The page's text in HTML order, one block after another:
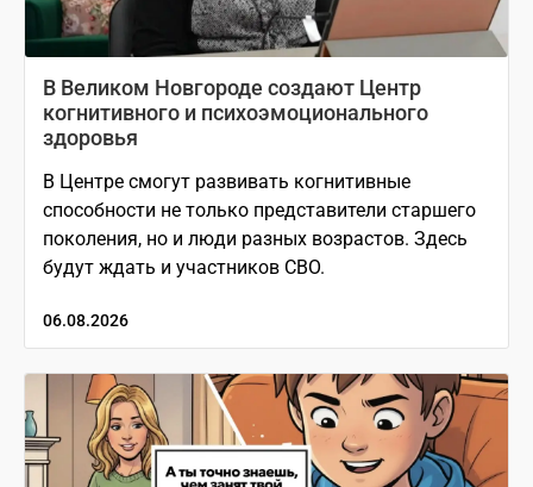
В Великом Новгороде создают Центр
когнитивного и психоэмоционального
здоровья
В Центре смогут развивать когнитивные
способности не только представители старшего
поколения, но и люди разных возрастов. Здесь
будут ждать и участников СВО.
06.08.2026